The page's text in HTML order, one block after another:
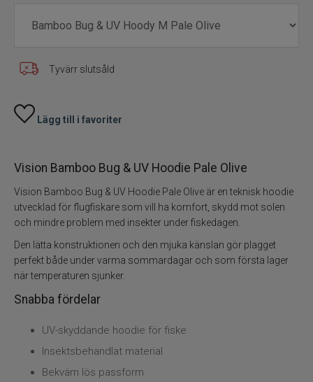
Flugfiskevästar
Flugor
Flugaskar
Vantar och handskar
Mössor vantar sockor
Kepsar till flugfiske
Kläder till flugfiske
Vinterfiske
Kläder
Specimenfiske
Tyvärr slutsåld
Lägg till i favoriter
Vision Bamboo Bug & UV Hoodie Pale Olive
Vision Bamboo Bug & UV Hoodie Pale Olive är en teknisk hoodie
utvecklad för flugfiskare som vill ha komfort, skydd mot solen
och mindre problem med insekter under fiskedagen.
Den lätta konstruktionen och den mjuka känslan gör plagget
perfekt både under varma sommardagar och som första lager
när temperaturen sjunker.
Snabba fördelar
UV-skyddande hoodie för fiske
Insektsbehandlat material
Bekväm lös passform